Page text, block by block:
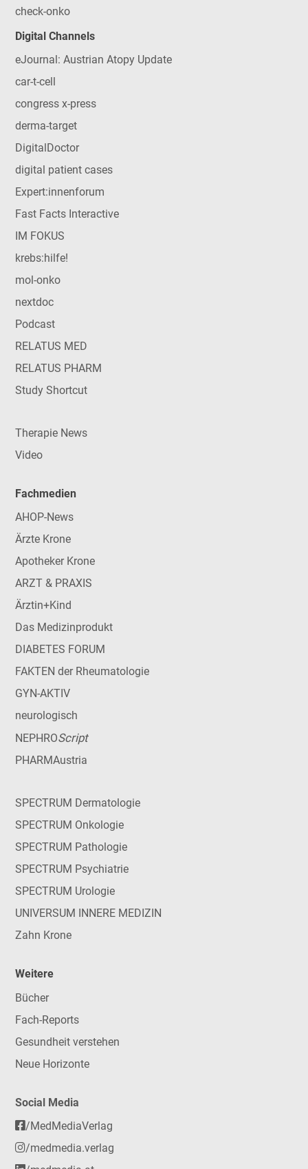
check-onko
Digital Channels
eJournal: Austrian Atopy Update
car-t-cell
congress x-press
derma-target
DigitalDoctor
digital patient cases
Expert:innenforum
Fast Facts Interactive
IM FOKUS
krebs:hilfe!
mol-onko
nextdoc
Podcast
RELATUS MED
RELATUS PHARM
Study Shortcut
Therapie News
Video
Fachmedien
AHOP-News
Ärzte Krone
Apotheker Krone
ARZT & PRAXIS
Ärztin+Kind
Das Medizinprodukt
DIABETES FORUM
FAKTEN der Rheumatologie
GYN-AKTIV
neurologisch
NEPHROScript
PHARMAustria
SPECTRUM Dermatologie
SPECTRUM Onkologie
SPECTRUM Pathologie
SPECTRUM Psychiatrie
SPECTRUM Urologie
UNIVERSUM INNERE MEDIZIN
Zahn Krone
Weitere
Bücher
Fach-Reports
Gesundheit verstehen
Neue Horizonte
Social Media
/MedMediaVerlag
/medmedia.verlag